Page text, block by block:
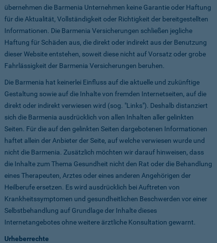
übernehmen die Barmenia Unternehmen keine Garantie oder Haftung
für die Aktualität, Vollständigkeit oder Richtigkeit der bereitgestellten
Informationen. Die Barmenia Versicherungen schließen jegliche
Haftung für Schäden aus, die direkt oder indirekt aus der Benutzung
dieser Website entstehen, soweit diese nicht auf Vorsatz oder grobe
Fahrlässigkeit der Barmenia Versicherungen beruhen.
Die Barmenia hat keinerlei Einfluss auf die aktuelle und zukünftige
Gestaltung sowie auf die Inhalte von fremden Internetseiten, auf die
direkt oder indirekt verwiesen wird (sog. "Links"). Deshalb distanziert
sich die Barmenia ausdrücklich von allen Inhalten aller gelinkten
Seiten. Für die auf den gelinkten Seiten dargebotenen Informationen
haftet allein der Anbieter der Seite, auf welche verwiesen wurde und
nicht die Barmenia. Zusätzlich möchten wir darauf hinweisen, dass
die Inhalte zum Thema Gesundheit nicht den Rat oder die Behandlung
eines Therapeuten, Arztes oder eines anderen Angehörigen der
Heilberufe ersetzen. Es wird ausdrücklich bei Auftreten von
Krankheitssymptomen und gesundheitlichen Beschwerden vor einer
Selbstbehandlung auf Grundlage der Inhalte dieses
Internetangebotes ohne weitere ärztliche Konsultation gewarnt.
Urheberrechte